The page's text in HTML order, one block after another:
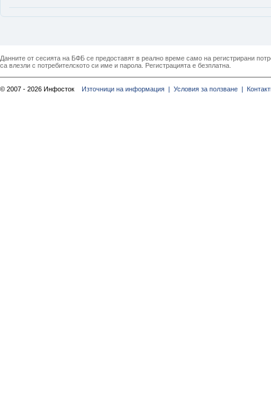
Данните от сесията на БФБ се предоставят в реално време само на регистрирани
са влезли с потребителското си име и парола. Регистрацията е безплатна.
© 2007 - 2026 Инфосток Източници на информация | Условия за ползване |